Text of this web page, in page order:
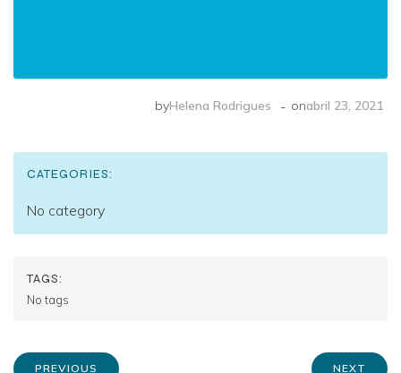
byHelena Rodrigues - onabril 23, 2021
CATEGORIES:
No category
TAGS:
No tags
PREVIOUS NEXT